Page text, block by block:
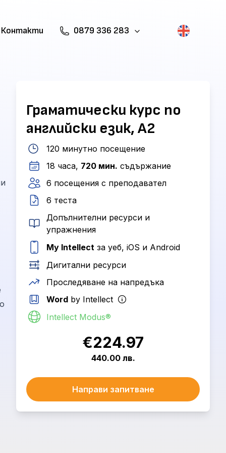
Контакти 0879 336 283
Граматически курс по
английски език, А2
120 минутно посещение
18 часа, 720 мин. съдържание
6 посещения с преподавател
6 теста
Допълнителни ресурси и
упражнения
My Intellect за уеб, iOS и Android
Дигитални ресурси
Проследяване на напредъка
Word by Intellect
Intellect Modus®
€224.97
440.00 лв.
Направи запитване